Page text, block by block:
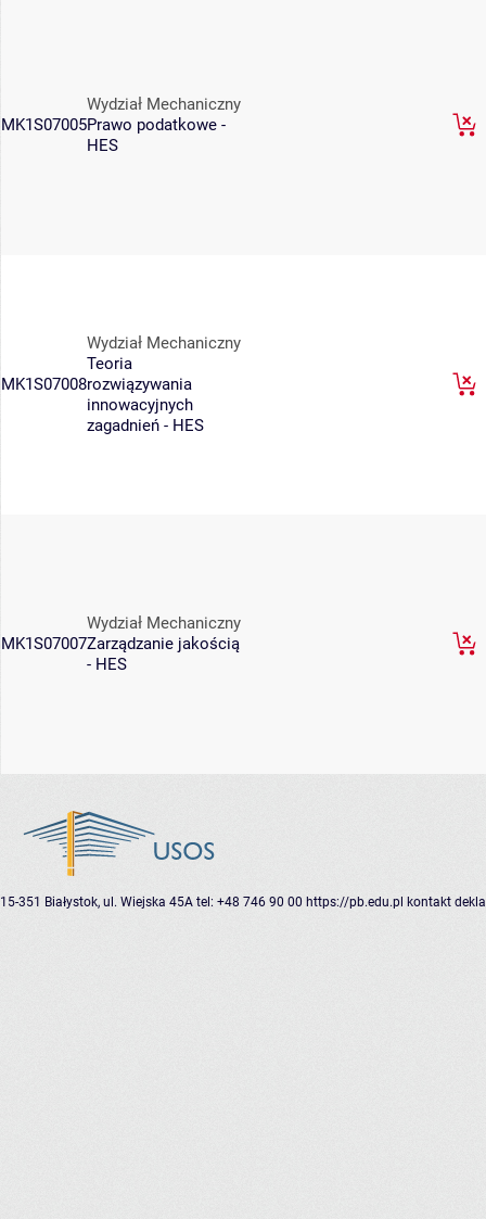
MK1S07005
Wydział Mechaniczny
Prawo podatkowe -
HES
MK1S07008
Wydział Mechaniczny
Teoria
rozwiązywania
innowacyjnych
zagadnień - HES
MK1S07007
Wydział Mechaniczny
Zarządzanie jakością
- HES
15-351 Białystok, ul. Wiejska 45A tel: +48 746 90 00 https://pb.edu.pl kontakt